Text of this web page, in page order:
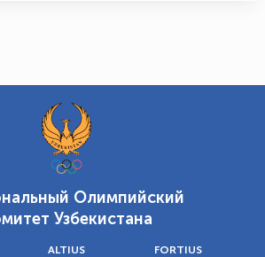
Олимпийский
Узбекистана
ALTIUS FORTIUS